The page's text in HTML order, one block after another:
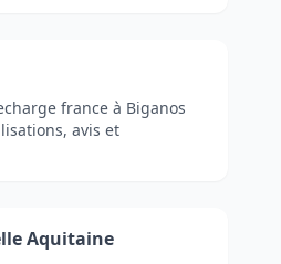
france à Biganos
avis et
Aquitaine